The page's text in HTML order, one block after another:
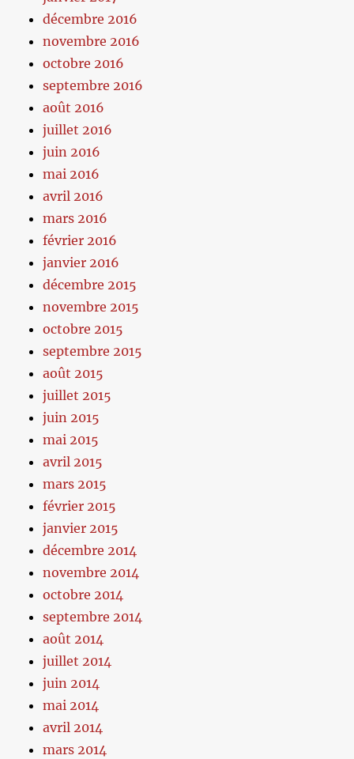
décembre 2016
novembre 2016
octobre 2016
septembre 2016
août 2016
juillet 2016
juin 2016
mai 2016
avril 2016
mars 2016
février 2016
janvier 2016
décembre 2015
novembre 2015
octobre 2015
septembre 2015
août 2015
juillet 2015
juin 2015
mai 2015
avril 2015
mars 2015
février 2015
janvier 2015
décembre 2014
novembre 2014
octobre 2014
septembre 2014
août 2014
juillet 2014
juin 2014
mai 2014
avril 2014
mars 2014